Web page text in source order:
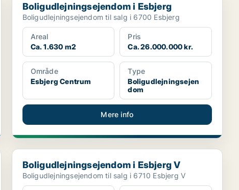
Boligudlejningsejendom i Esbjerg
Boligudlejningsejendom til salg i 6700 Esbjerg
Areal
Ca. 1.630 m2
Pris
Ca. 26.000.000 kr.
Område
Esbjerg Centrum
Type
Boligudlejningsejen
dom
Mere info
Boligudlejningsejendom i Esbjerg V
Boligudlejningsejendom i Esbjerg V
Boligudlejningsejendom til salg i 6710 Esbjerg V